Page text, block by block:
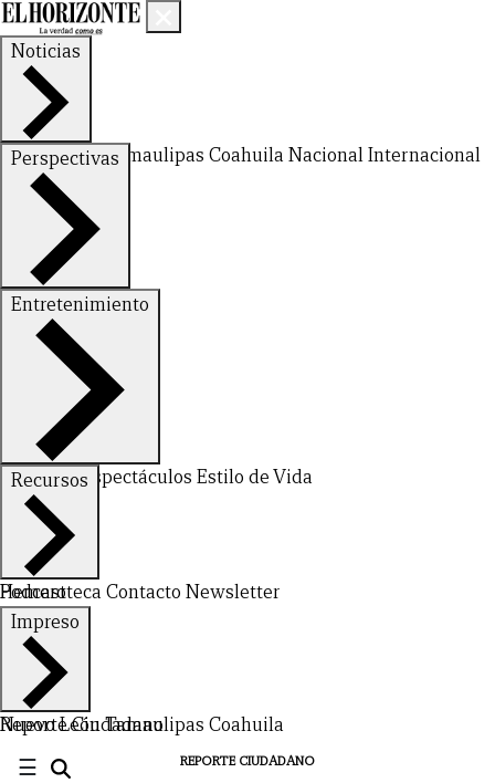
Noticias
Nuevo LeónTamaulipas Coahuila NacionalInternacional
Perspectivas
FinanzasOpinión
Entretenimiento
DeportesEspectáculos Estilo de Vida
Recursos
Hemeroteca Contacto Newsletter
Podcast
Impreso
Nuevo LeónTamaulipas Coahuila
Reporte Ciudadano
☰ REPORTE CIUDADANO